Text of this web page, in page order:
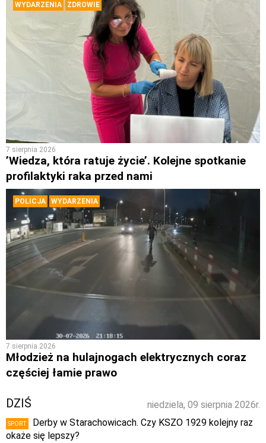
WYDARZENIA ZDROWIE
7 sierpnia 2026
’Wiedza, która ratuje życie’. Kolejne spotkanie
profilaktyki raka przed nami
POLICJA WYDARZENIA
7 sierpnia 2026
Młodzież na hulajnogach elektrycznych coraz
częściej łamie prawo
niedziela, 09 sierpnia 2026r.
DZIŚ
SPORT
Derby w Starachowicach. Czy KSZO 1929 kolejny raz
okaże się lepszy?